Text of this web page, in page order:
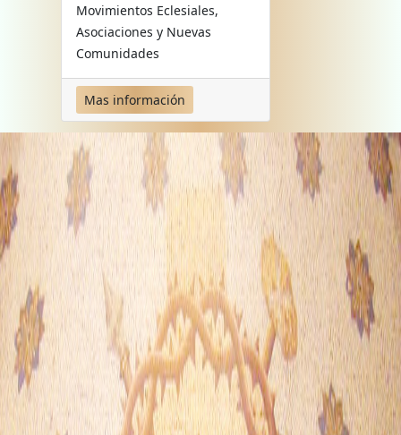
Movimientos Eclesiales,
Asociaciones y Nuevas
Comunidades
Mas información